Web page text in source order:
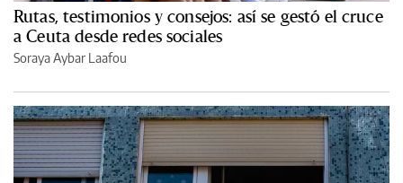
Rutas, testimonios y consejos: así se gestó el cruce
a Ceuta desde redes sociales
Soraya Aybar Laafou